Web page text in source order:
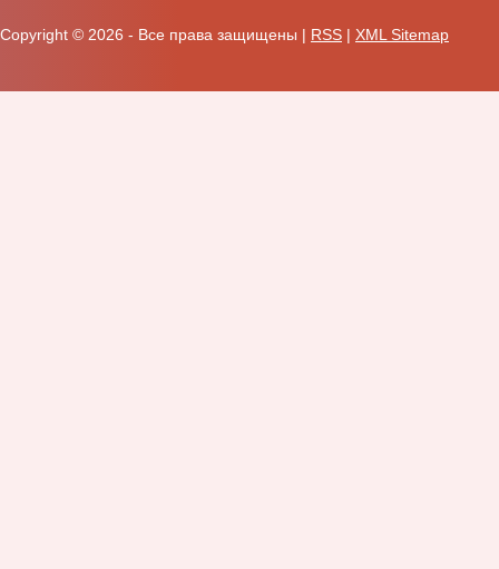
Copyright © 2026 - Все права защищены | RSS | XML Sitemap